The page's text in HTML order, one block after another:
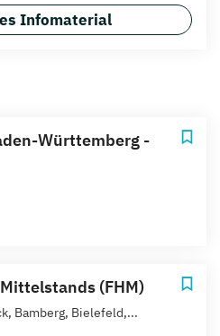
Infomaterial
Württemberg -
(FHM)
Bamberg, Bielefeld,...